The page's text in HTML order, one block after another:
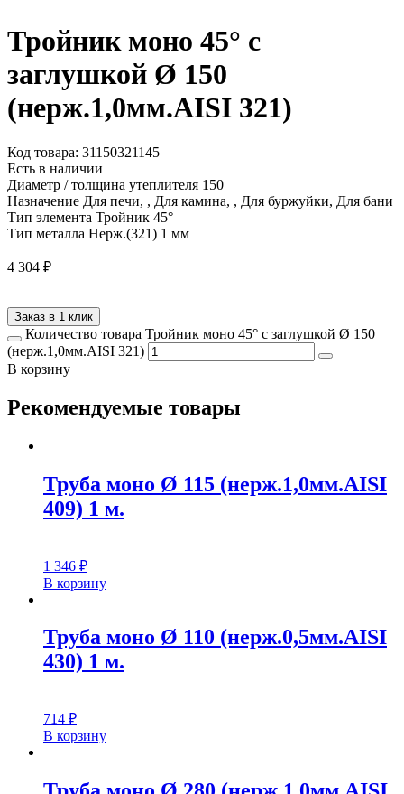
Тройник моно 45° с
заглушкой Ø 150
(нерж.1,0мм.AISI 321)
Код товара: 31150321145
Есть в наличии
Диаметр / толщина утеплителя 150
Назначение Для печи, , Для камина, , Для буржуйки, Для бани
Тип элемента Тройник 45°
Тип металла Нерж.(321) 1 мм
4 304 ₽
Заказ в 1 клик
Количество товара Тройник моно 45° с заглушкой Ø 150
(нерж.1,0мм.AISI 321)
В корзину
Рекомендуемые товары
Труба моно Ø 115 (нерж.1,0мм.AISI
409) 1 м.
1 346 ₽
В корзину
Труба моно Ø 110 (нерж.0,5мм.AISI
430) 1 м.
714 ₽
В корзину